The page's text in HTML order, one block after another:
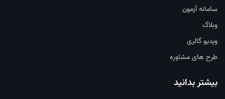
سامانه آزمون
وبلاگ
ویدیو گالری
طرح های مشاوره
بیشتر بدانید